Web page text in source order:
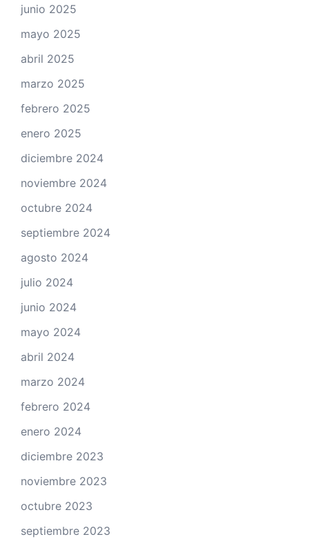
junio 2025
mayo 2025
abril 2025
marzo 2025
febrero 2025
enero 2025
diciembre 2024
noviembre 2024
octubre 2024
septiembre 2024
agosto 2024
julio 2024
junio 2024
mayo 2024
abril 2024
marzo 2024
febrero 2024
enero 2024
diciembre 2023
noviembre 2023
octubre 2023
septiembre 2023